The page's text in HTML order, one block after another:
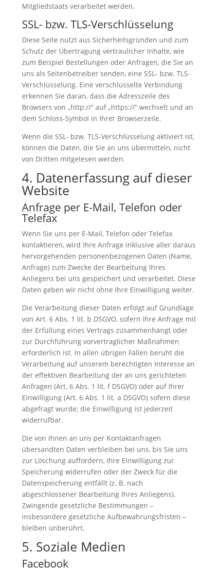
Mitgliedstaats verarbeitet werden.
SSL- bzw. TLS-Verschlüsselung
Diese Seite nutzt aus Sicherheitsgründen und zum
Schutz der Übertragung vertraulicher Inhalte, wie
zum Beispiel Bestellungen oder Anfragen, die Sie an
uns als Seitenbetreiber senden, eine SSL- bzw. TLS-
Verschlüsselung. Eine verschlüsselte Verbindung
erkennen Sie daran, dass die Adresszeile des
Browsers von „http://“ auf „https://“ wechselt und an
dem Schloss-Symbol in Ihrer Browserzeile.
Wenn die SSL- bzw. TLS-Verschlüsselung aktiviert ist,
können die Daten, die Sie an uns übermitteln, nicht
von Dritten mitgelesen werden.
4. Datenerfassung auf dieser
Website
Anfrage per E-Mail, Telefon oder
Telefax
Wenn Sie uns per E-Mail, Telefon oder Telefax
kontaktieren, wird Ihre Anfrage inklusive aller daraus
hervorgehenden personenbezogenen Daten (Name,
Anfrage) zum Zwecke der Bearbeitung Ihres
Anliegens bei uns gespeichert und verarbeitet. Diese
Daten geben wir nicht ohne Ihre Einwilligung weiter.
Die Verarbeitung dieser Daten erfolgt auf Grundlage
von Art. 6 Abs. 1 lit. b DSGVO, sofern Ihre Anfrage mit
der Erfüllung eines Vertrags zusammenhängt oder
zur Durchführung vorvertraglicher Maßnahmen
erforderlich ist. In allen übrigen Fällen beruht die
Verarbeitung auf unserem berechtigten Interesse an
der effektiven Bearbeitung der an uns gerichteten
Anfragen (Art. 6 Abs. 1 lit. f DSGVO) oder auf Ihrer
Einwilligung (Art. 6 Abs. 1 lit. a DSGVO) sofern diese
abgefragt wurde; die Einwilligung ist jederzeit
widerrufbar.
Die von Ihnen an uns per Kontaktanfragen
übersandten Daten verbleiben bei uns, bis Sie uns
zur Löschung auffordern, Ihre Einwilligung zur
Speicherung widerrufen oder der Zweck für die
Datenspeicherung entfällt (z. B. nach
abgeschlossener Bearbeitung Ihres Anliegens).
Zwingende gesetzliche Bestimmungen –
insbesondere gesetzliche Aufbewahrungsfristen –
bleiben unberührt.
5. Soziale Medien
Facebook